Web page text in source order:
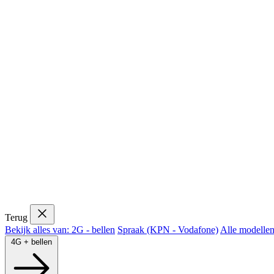
Terug
Bekijk alles van: 2G - bellen Spraak (KPN - Vodafone) Alle modellen
4G + bellen